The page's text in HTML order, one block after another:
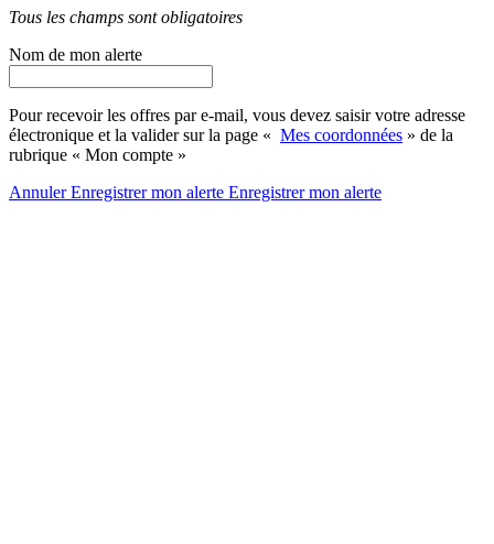
Tous les champs sont obligatoires
Nom de mon alerte
Pour recevoir les offres par e-mail, vous devez saisir votre adresse
électronique et la valider sur la page « Mes coordonnées » de la
rubrique « Mon compte »
AnnulerEnregistrer mon alerte Enregistrermon alerte